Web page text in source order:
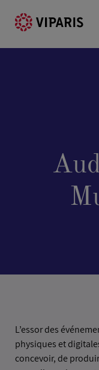
L’essor des
physiques et
concevoir, de